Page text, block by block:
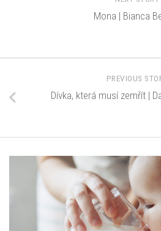
Mona | Bianca
PREVIOUS
Dívka, která musí zemřít |